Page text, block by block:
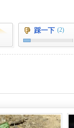
踩一下 (2)